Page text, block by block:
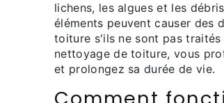
lichens, les algues et les
éléments peuvent causer des
toiture s'ils ne sont pas
nettoyage de toiture, vous
et prolongez sa durée de vie.